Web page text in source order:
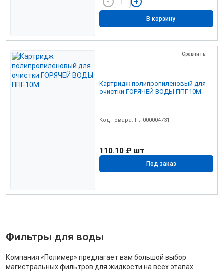
В корзину
Сравнить
Картридж полипропиленовый для
очистки ГОРЯЧЕЙ ВОДЫ ППГ-10M
Код товара: ПЛ000004731
110.10 ₽ шт
Под заказ
Фильтры для воды
Компания «Полимер» предлагает вам большой выбор
магистральных фильтров для жидкости на всех этапах